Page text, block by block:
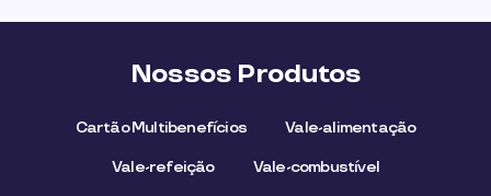
Nossos Produtos
Cartão Multibenefícios Vale-alimentação
Vale-refeição Vale-combustível